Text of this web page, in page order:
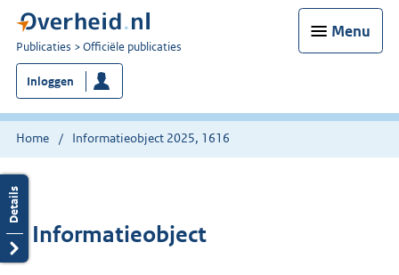
Menu
U
bent
nu
hier:
Publicaties Officiële publicaties
Inloggen
Home Informatieobject 2025, 1616
Informatieobject